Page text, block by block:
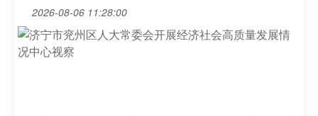
2026-08-06 11:28:00